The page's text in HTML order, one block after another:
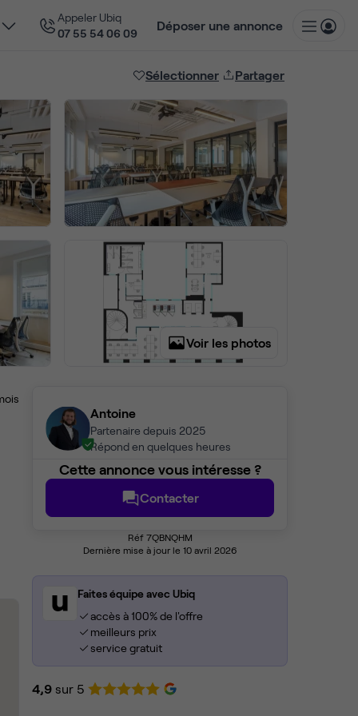
Appeler Ubiq
07 55 54 06 09
Déposer une annonce
Sélectionner Partager
Voir les photos
Antoine
Partenaire depuis 2025
Répond en quelques heures
Cette annonce vous intéresse ?
Contacter
Réf 7QBNQHM
Dernière mise à jour le 10 avril 2026
Faites équipe avec Ubiq
accès à 100% de l'offre
meilleurs prix
service gratuit
4,9 sur 5